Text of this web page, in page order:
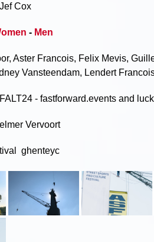
Cox
- Men
Aster Francois, Felix Mevis,
Vansteendam, Lendert
- fastforward.events and
Vervoort
ghenteyc